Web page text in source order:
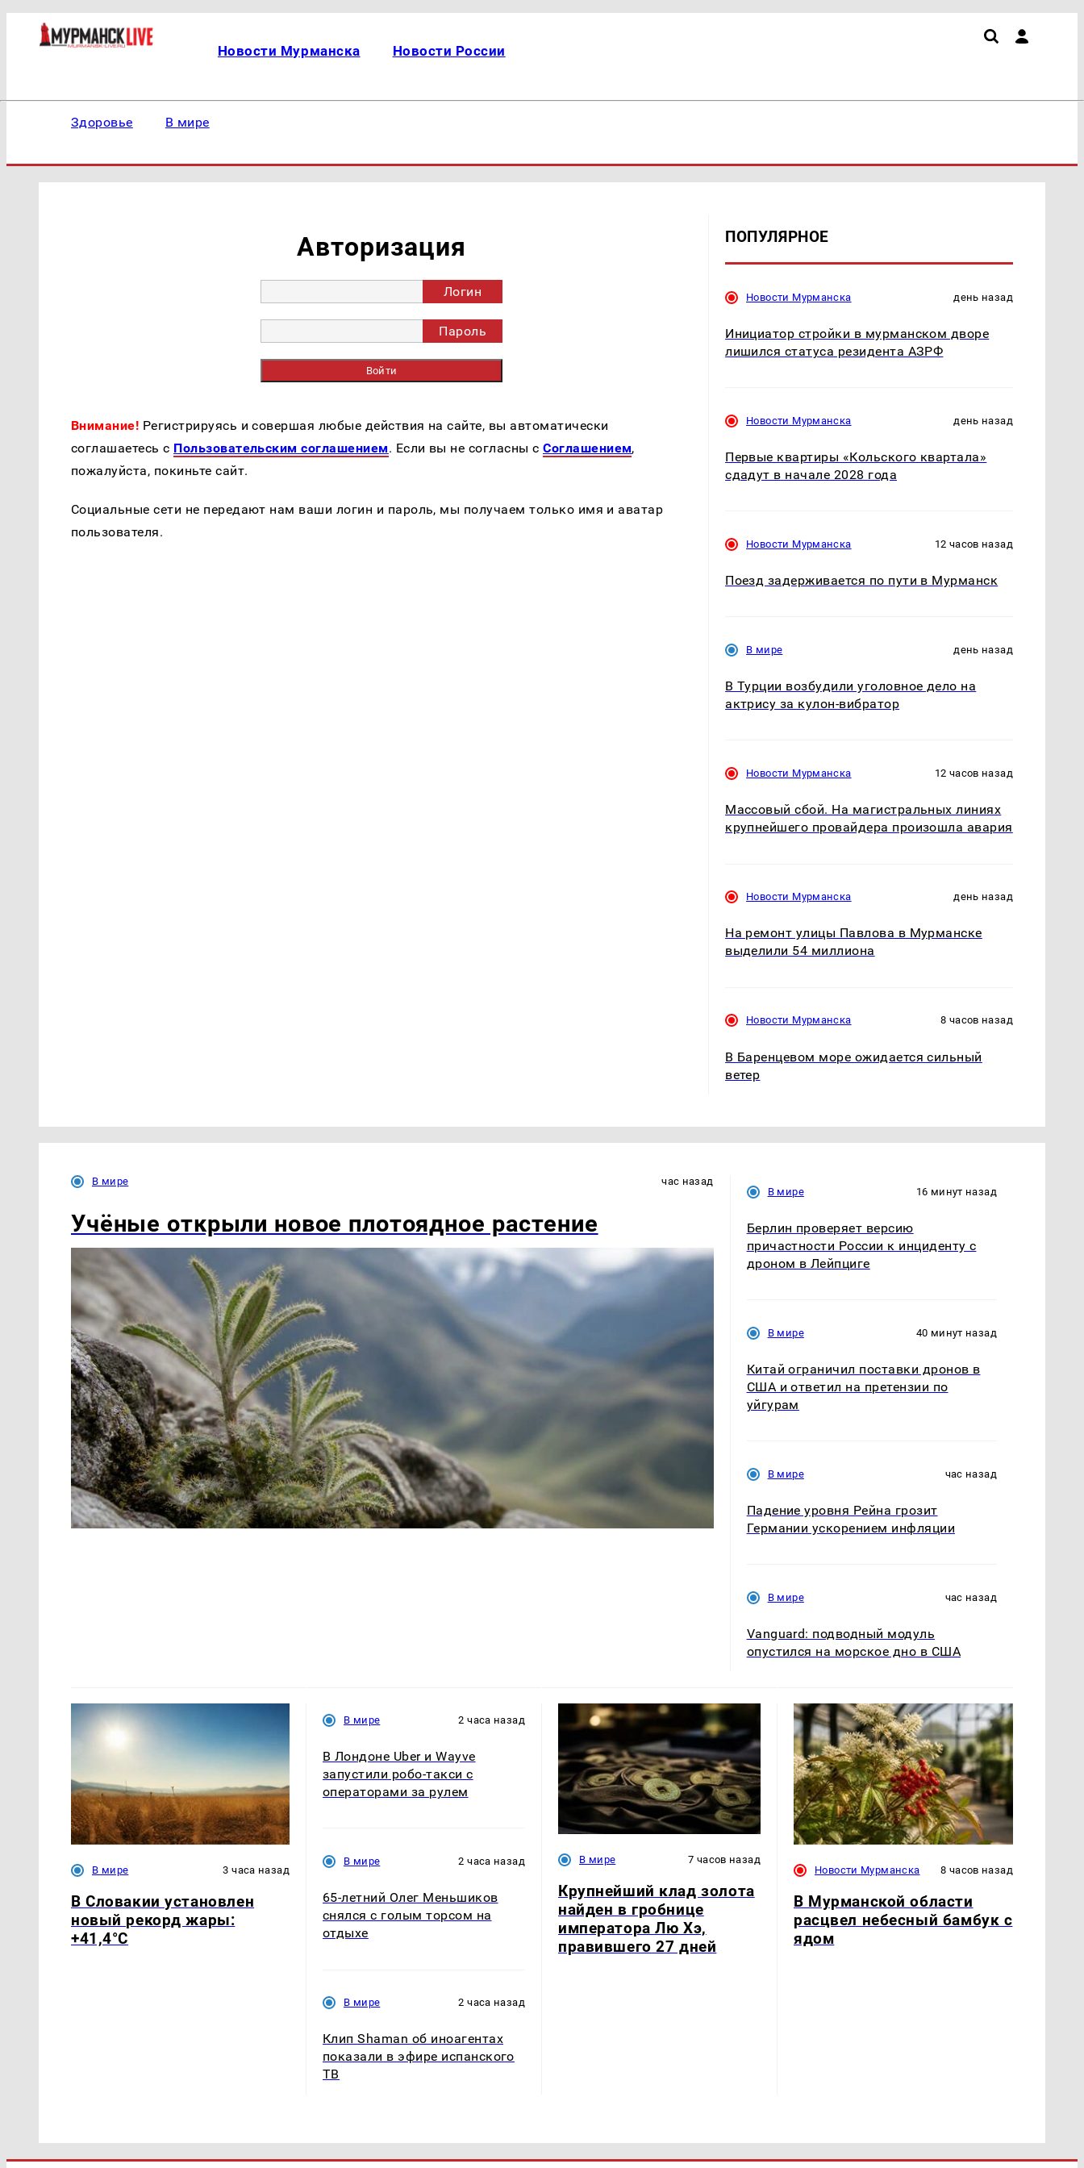
Новости Мурманска Новости России
Здоровье В мире
Авторизация
Логин
Пароль
Войти
Внимание! Регистрируясь и совершая любые действия на сайте, вы автоматически
соглашаетесь с Пользовательским соглашением. Если вы не согласны сCоглашением,
пожалуйста, покиньте сайт.
Социальные сети не передают нам ваши логин и пароль, мы получаем только имя и аватар
пользователя.
ПОПУЛЯРНОЕ
Новости Мурманска день назад
Инициатор стройки в мурманском дворе
лишился статуса резидента АЗРФ
Новости Мурманска день назад
Первые квартиры «Кольского квартала»
сдадут в начале 2028 года
Новости Мурманска 12 часов назад
Поезд задерживается по пути в Мурманск
В мире день назад
В Турции возбудили уголовное дело на
актрису за кулон-вибратор
Новости Мурманска 12 часов назад
Массовый сбой. На магистральных линиях
крупнейшего провайдера произошла авария
Новости Мурманска день назад
На ремонт улицы Павлова в Мурманске
выделили 54 миллиона
Новости Мурманска 8 часов назад
В Баренцевом море ожидается сильный
ветер
В мире час назад
Учёные открыли новое плотоядное растение
В мире 16 минут назад
Берлин проверяет версию
причастности России к инциденту с
дроном в Лейпциге
В мире 40 минут назад
Китай ограничил поставки дронов в
США и ответил на претензии по
уйгурам
В мире час назад
Падение уровня Рейна грозит
Германии ускорением инфляции
В мире час назад
Vanguard: подводный модуль
опустился на морское дно в США
В мире 3 часа назад
В Словакии установлен
новый рекорд жары:
+41,4°С
В мире 2 часа назад
В Лондоне Uber и Wayve
запустили робо-такси с
операторами за рулем
В мире 2 часа назад
65-летний Олег Меньшиков
снялся с голым торсом на
отдыхе
В мире 2 часа назад
Клип Shaman об иноагентах
показали в эфире испанского
ТВ
В мире 7 часов назад
Крупнейший клад золота
найден в гробнице
императора Лю Хэ,
правившего 27 дней
Новости Мурманска 8 часов назад
В Мурманской области
расцвел небесный бамбук с
ядом